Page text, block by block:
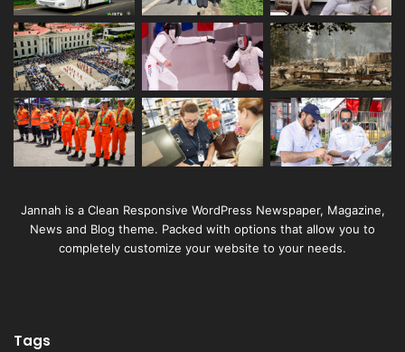
Jannah is a Clean Responsive WordPress Newspaper, Magazine,
News and Blog theme. Packed with options that allow you to
completely customize your website to your needs.
Tags